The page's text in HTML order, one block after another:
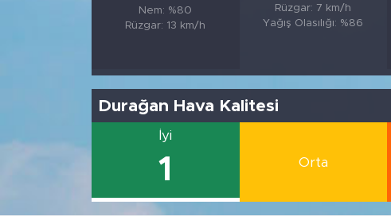
Nem: %80
Rüzgar: 13 km/h
Rüzgar: 7 km/h
Yağış Olasılığı: %86
Durağan Hava Kalitesi
İyi
1 Orta